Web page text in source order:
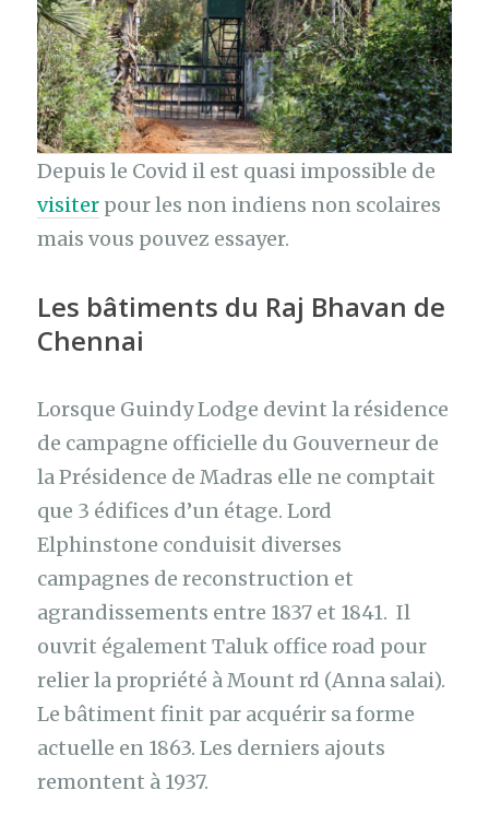
Depuis le Covid il est quasi impossible de
visiter pour les non indiens non scolaires
mais vous pouvez essayer.
Les bâtiments du Raj Bhavan de
Chennai
Lorsque Guindy Lodge devint la résidence
de campagne officielle du Gouverneur de
la Présidence de Madras elle ne comptait
que 3 édifices d’un étage. Lord
Elphinstone conduisit diverses
campagnes de reconstruction et
agrandissements entre 1837 et 1841. Il
ouvrit également Taluk office road pour
relier la propriété à Mount rd (Anna salai).
Le bâtiment finit par acquérir sa forme
actuelle en 1863. Les derniers ajouts
remontent à 1937.